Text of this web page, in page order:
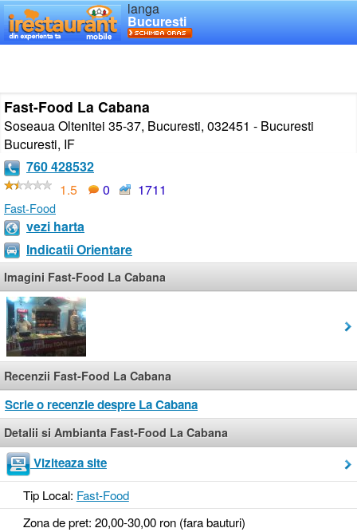
langa
Bucuresti
Fast-Food La Cabana
Soseaua Oltenitei 35-37, Bucuresti, 032451 - Bucuresti
Bucuresti, IF
760 428532
1.5
0 1711
Fast-Food
vezi harta
Indicatii Orientare
Imagini Fast-Food La Cabana
Recenzii Fast-Food La Cabana
Scrie o recenzie despre La Cabana
Detalii si Ambianta Fast-Food La Cabana
Viziteaza site
Tip Local: Fast-Food
Zona de pret: 20,00-30,00 ron (fara bauturi)